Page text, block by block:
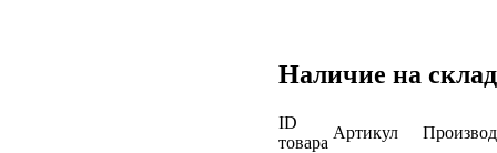
Наличие на
ID
товара
Артикул